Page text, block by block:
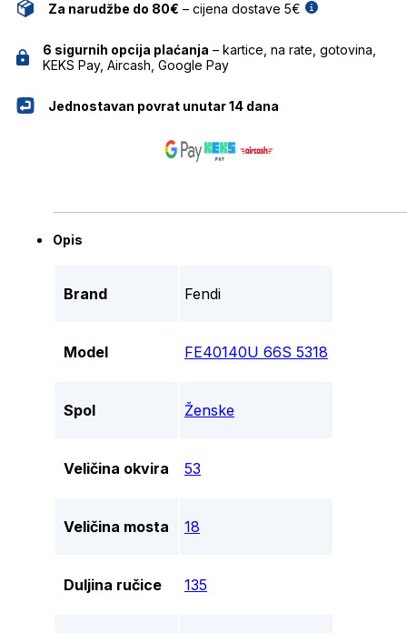
Za narudžbe do 80€ – cijena dostave 5€
6 sigurnih opcija plaćanja – kartice, na rate, gotovina,
KEKS Pay, Aircash, Google Pay
Jednostavan povrat unutar 14 dana
Opis
Brand Fendi
Model FE40140U 66S 5318
Spol Ženske
Veličina okvira 53
Veličina mosta 18
Duljina ručice 135